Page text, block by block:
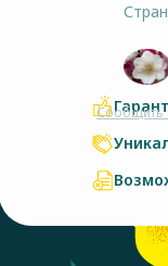
Сообщить